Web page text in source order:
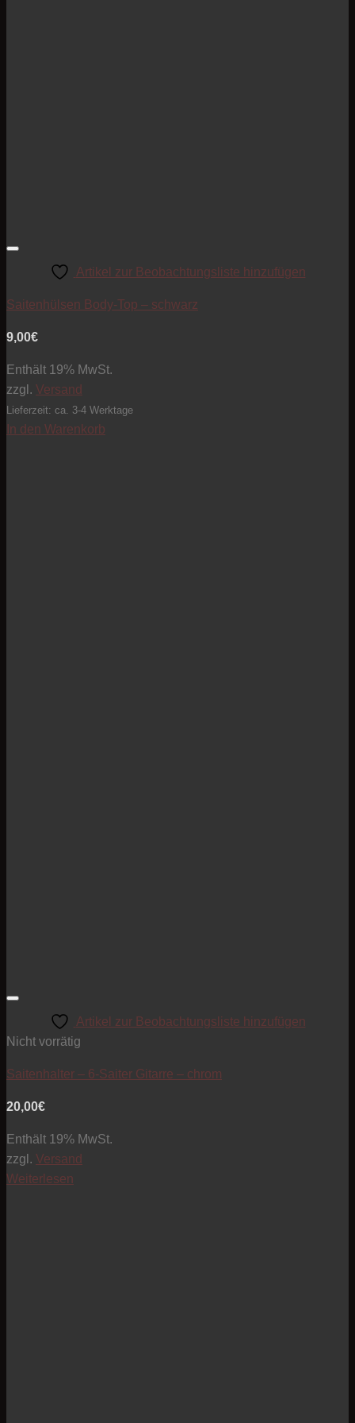
Artikel zur Beobachtungsliste hinzufügen
Saitenhülsen Body-Top – schwarz
9,00€
Enthält 19% MwSt.
zzgl. Versand
Lieferzeit: ca. 3-4 Werktage
In den Warenkorb
Artikel zur Beobachtungsliste hinzufügen
Nicht vorrätig
Saitenhalter – 6-Saiter Gitarre – chrom
20,00€
Enthält 19% MwSt.
zzgl. Versand
Weiterlesen